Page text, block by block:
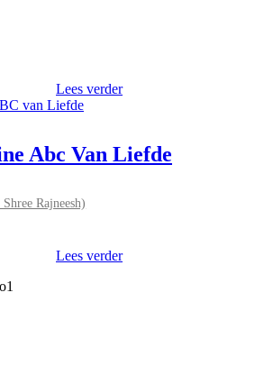
Lees verder
Abc Van Liefde
Rajneesh)
Lees verder